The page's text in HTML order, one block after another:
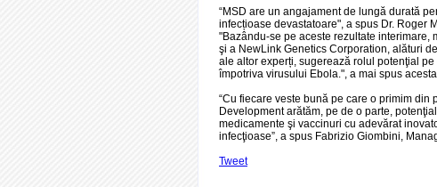
“MSD are un angajament de lungă durată
infecțioase devastatoare", a spus Dr. Roger
"Bazându-se pe aceste rezultate
şi a NewLink Genetics Corporation, alături
ale altor experți, sugerează rolul potenţial
împotriva virusului Ebola.", a mai spus
“Cu fiecare veste bună pe care o primim
Development arătăm, pe de o parte,
medicamente şi vaccinuri cu adevărat
infecţioase”, a spus Fabrizio Giombini,
Tweet